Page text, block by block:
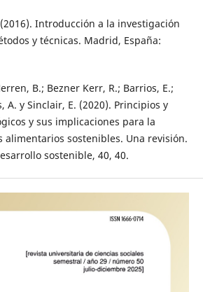
(2016). Introducción a la investigación
y técnicas. Madrid, España:
B.; Bezner Kerr, R.; Barrios, E.;
A. y Sinclair, E. (2020). Principios y
y sus implicaciones para la
alimentarios sostenibles. Una revisión.
sostenible, 40, 40.